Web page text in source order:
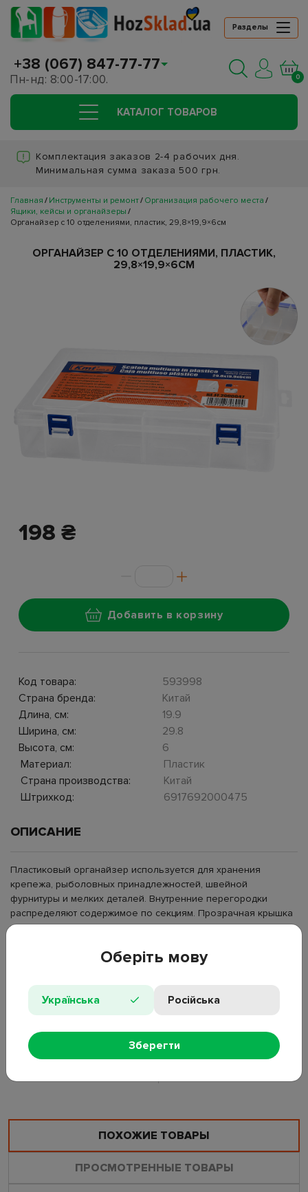
Разделы
+38 (067) 847-77-77
Пн-нд: 8:00-17:00. 0
КАТАЛОГ ТОВАРОВ
Комплектация заказов 2-4 рабочих дня.
Минимальная сумма заказа 500 грн.
Главная Инструменты и ремонт Организация рабочего места
Ящики, кейсы и органайзеры
Органайзер с 10 отделениями, пластик, 29,8×19,9×6см
ОРГАНАЙЗЕР С 10 ОТДЕЛЕНИЯМИ, ПЛАСТИК,
29,8×19,9×6СМ
198 ₴
Добавить в корзину
Код товара:
593998
Страна бренда:
Китай
Длина, см:
19.9
Ширина, см:
29.8
Высота, см:
6
Материал:
Пластик
Страна производства:
Китай
Штрихкод:
6917692000475
ОПИСАНИЕ
Пластиковый органайзер используется для хранения
крепежа, рыболовных принадлежностей, швейной
фурнитуры и мелких деталей. Внутренние перегородки
распределяют содержимое по секциям. Прозрачная крышка
упрощает просмотр наполнения без открытия контейнера.
Высота: 6см;
Материал: PP;
Количество отделений: 10;
ПОХОЖИЕ ТОВАРЫ
ПРОСМОТРЕННЫЕ ТОВАРЫ
Оберіть мову
Українська Російська
Зберегти